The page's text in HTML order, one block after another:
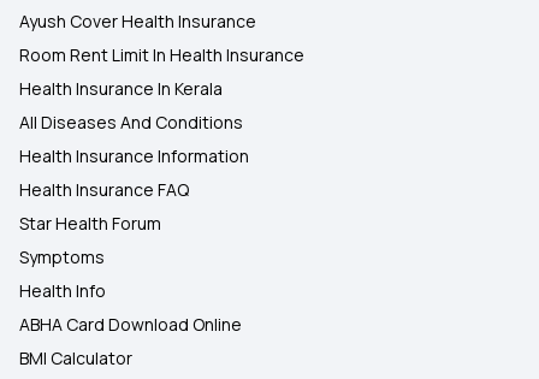
Ayush Cover Health Insurance
Room Rent Limit In Health Insurance
Health Insurance In Kerala
All Diseases And Conditions
Health Insurance Information
Health Insurance FAQ
Star Health Forum
Symptoms
Health Info
ABHA Card Download Online
BMI Calculator